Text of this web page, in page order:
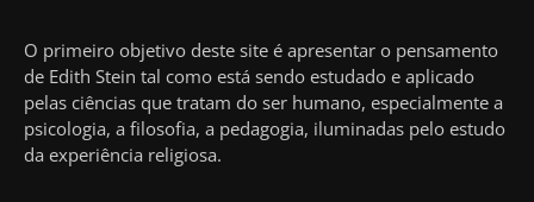
O primeiro objetivo deste site é apresentar o pensamento
de Edith Stein tal como está sendo estudado e aplicado
pelas ciências que tratam do ser humano, especialmente a
psicologia, a filosofia, a pedagogia, iluminadas pelo estudo
da experiência religiosa.